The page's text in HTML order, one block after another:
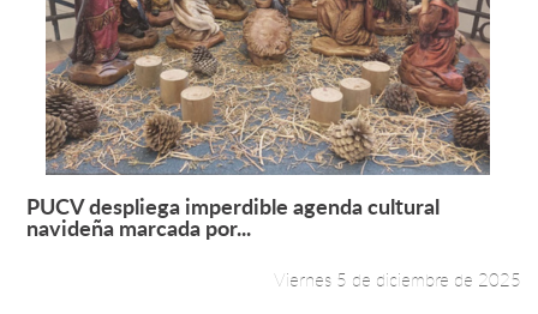
Leer más +
PUCV despliega imperdible agenda cultural
navideña marcada por...
Viernes 5 de diciembre de 2025